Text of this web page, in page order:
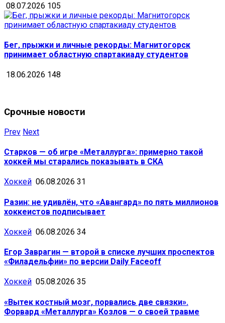
08.07.2026 105
Бег, прыжки и личные рекорды: Магнитогорск
принимает областную спартакиаду студентов
18.06.2026 148
Срочные новости
Prev Next
Старков — об игре «Металлурга»: примерно такой
хоккей мы старались показывать в СКА
Хоккей 06.08.2026 31
Разин: не удивлён, что «Авангард» по пять миллионов
хоккеистов подписывает
Хоккей 06.08.2026 34
Егор Заврагин — второй в списке лучших проспектов
«Филадельфии» по версии Daily Faceoff
Хоккей 05.08.2026 35
«Вытек костный мозг, порвались две связки».
Форвард «Металлурга» Козлов — о своей травме